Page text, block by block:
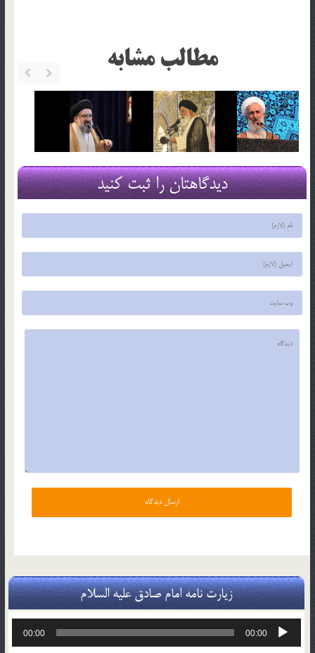
مطالب مشابه
دیدگاهتان را ثبت کنید
زیارت نامه امام صادق علیه السلام
پخش‌کننده
00:00
00:00